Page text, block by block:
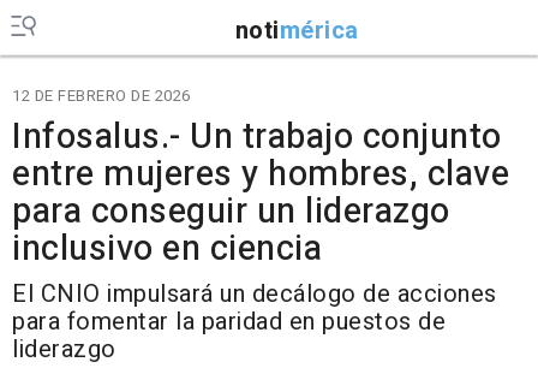
notimérica
12 DE FEBRERO DE 2026
Infosalus.- Un trabajo conjunto
entre mujeres y hombres, clave
para conseguir un liderazgo
inclusivo en ciencia
El CNIO impulsará un decálogo de acciones
para fomentar la paridad en puestos de
liderazgo